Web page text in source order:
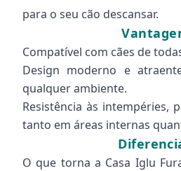
para o seu cão descansar.
Compatível com cães de
Design moderno e
qualquer ambiente.
Resistência às intempéries,
tanto em áreas internas
O que torna a Casa Iglu